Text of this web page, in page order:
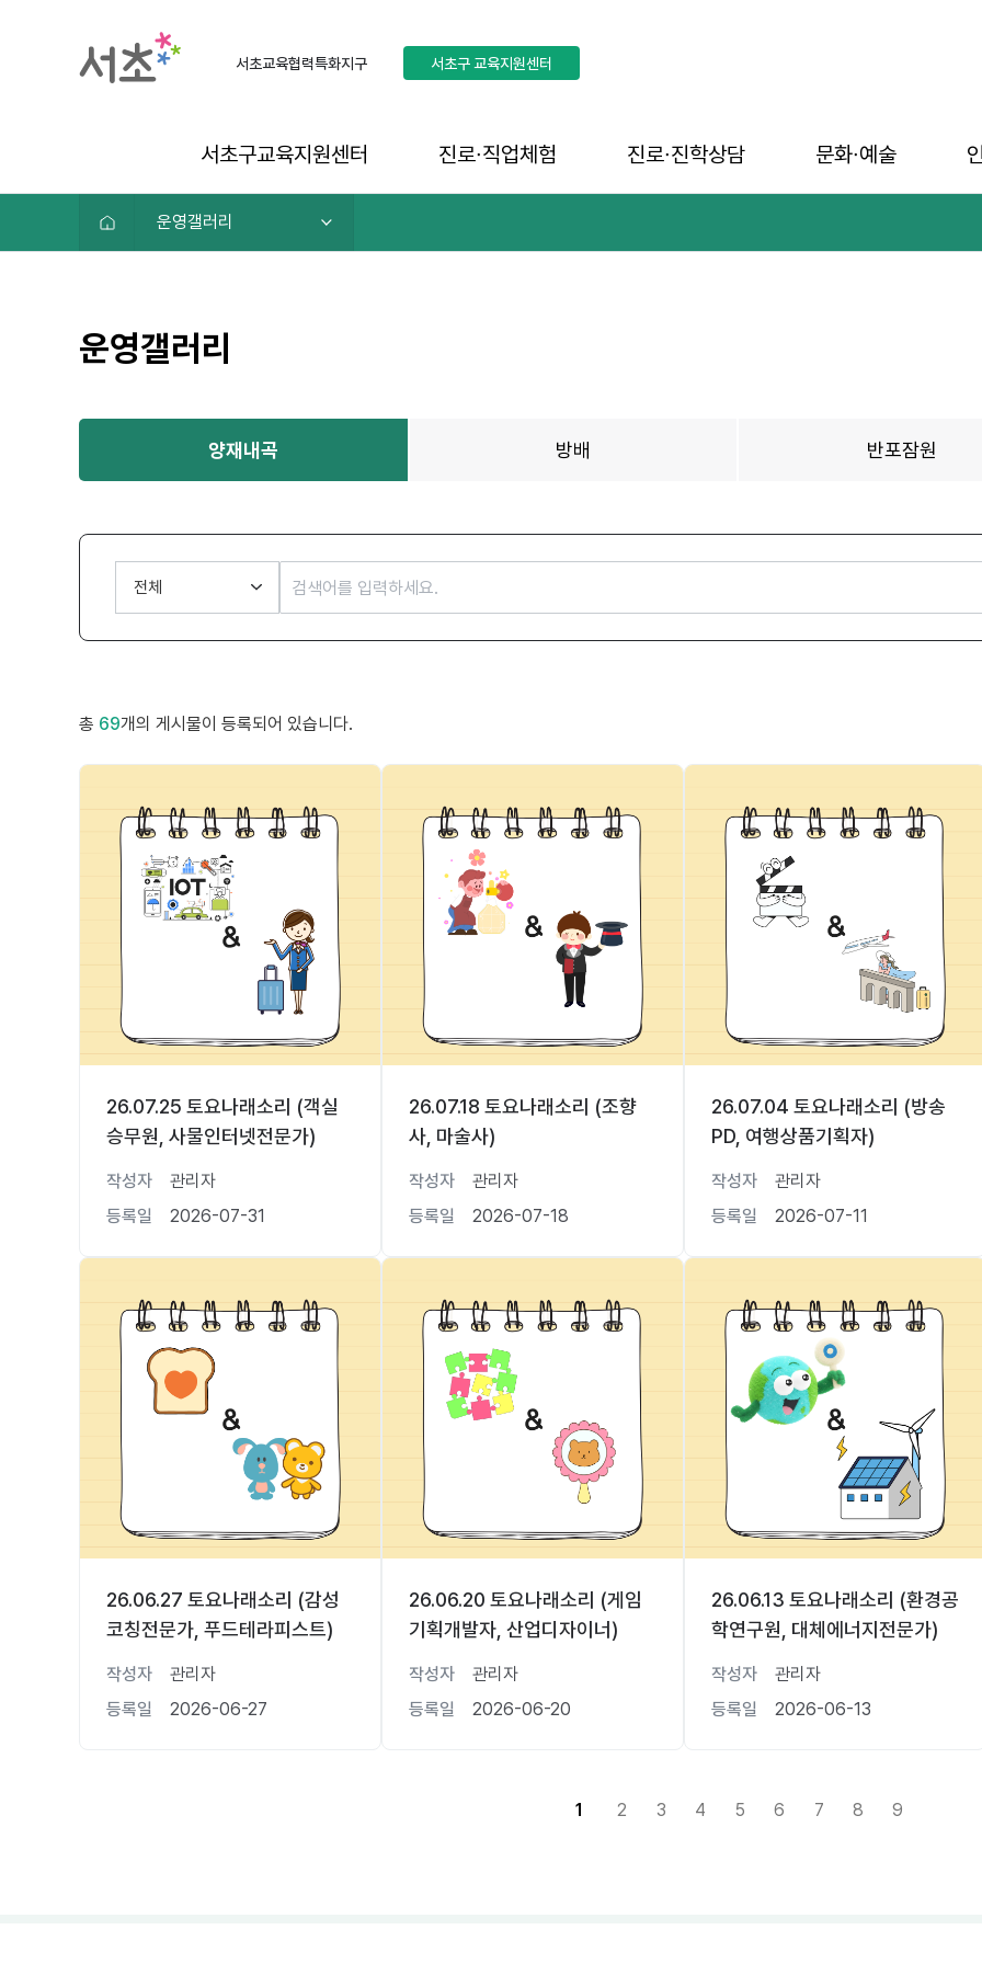
서초교육협력특화지구 서초구교육지원센터
서초구교육지원센터 진로∙직업체험 진로∙진학상담 문화∙예술
운영갤러리
운영갤러리
양재내곡 방배 반포잠원
총 69개의 게시물이 등록되어 있습니다.
26.07.25 토요나래소리 (객실
승무원, 사물인터넷전문가)
작성자
관리자
등록일
2026-07-31
26.07.18 토요나래소리 (조향
사, 마술사)
작성자
관리자
등록일
2026-07-18
26.07.04 토요나래소리 (방송
PD, 여행상품기획자)
작성자
관리자
등록일
2026-07-11
26.06.27 토요나래소리 (감성
코칭전문가, 푸드테라피스트)
작성자
관리자
등록일
2026-06-27
26.06.20 토요나래소리 (게임
기획개발자, 산업디자이너)
작성자
관리자
등록일
2026-06-20
26.06.13 토요나래소리 (환경공
학연구원, 대체에너지전문가)
작성자
관리자
등록일
2026-06-13
1 2 3 4 5 6 7 8 9